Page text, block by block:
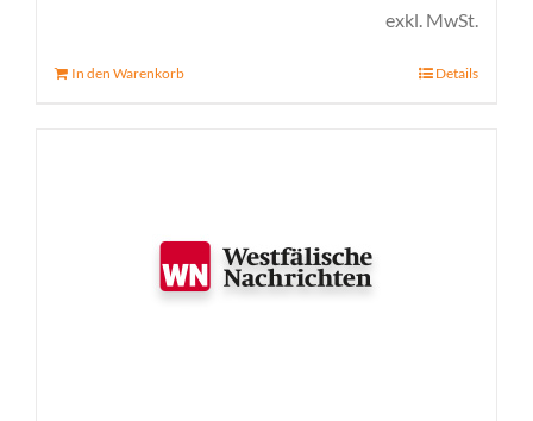
exkl. MwSt.
In den Warenkorb Details